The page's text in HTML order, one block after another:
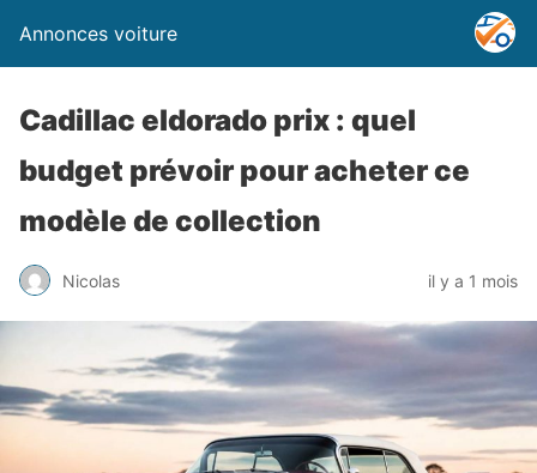
Annonces voiture
Cadillac eldorado prix : quel
budget prévoir pour acheter ce
modèle de collection
Nicolas il y a 1 mois